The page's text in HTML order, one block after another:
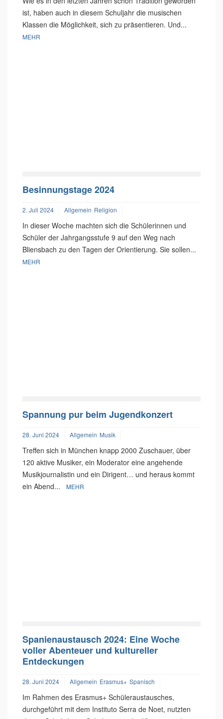
ist, haben auch in diesem Schuljahr die musischen
Klassen die Möglichkeit, sich zu präsentieren. Und...
MEHR
Besinnungstage 2024
2. Juli 2024 Allgemein Religion
In dieser Woche machten sich die Schülerinnen und
Schüler der Jahrgangsstufe 9 auf den Weg nach
Bliensbach zu den Tagen der Orientierung. Sie sollen...
MEHR
Spannung pur beim Jugendkonzert
28. Juni 2024 Allgemein Musik
Treffen sich in München knapp 2000 Zuschauer, über
120 aktive Musiker, ein Moderator eine angehende
Musikjournalistin und ein Dirigent… und heraus kommt
ein Abend...
MEHR
Spanienaustausch 2024: Eine Woche
voller Abenteuer und kultureller
Entdeckungen
28. Juni 2024 Allgemein Erasmus+ Spanisch
Im Rahmen des Erasmus+ Schüleraustausches,
durchgeführt mit dem Instituto Serra de Noet, nutzten